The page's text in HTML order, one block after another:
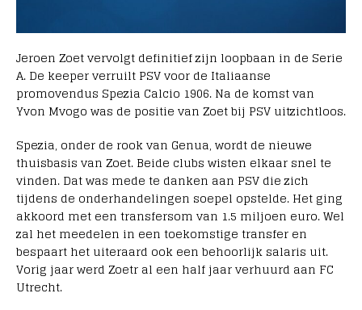
Jeroen Zoet vervolgt definitief zijn loopbaan in de Serie
A. De keeper verruilt PSV voor de Italiaanse
promovendus Spezia Calcio 1906. Na de komst van
Yvon Mvogo was de positie van Zoet bij PSV uitzichtloos.
Spezia, onder de rook van Genua, wordt de nieuwe
thuisbasis van Zoet. Beide clubs wisten elkaar snel te
vinden. Dat was mede te danken aan PSV die zich
tijdens de onderhandelingen soepel opstelde. Het ging
akkoord met een transfersom van 1.5 miljoen euro. Wel
zal het meedelen in een toekomstige transfer en
bespaart het uiteraard ook een behoorlijk salaris uit.
Vorig jaar werd Zoetr al een half jaar verhuurd aan FC
Utrecht.